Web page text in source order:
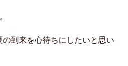
到来を心待ちにしたいと思い